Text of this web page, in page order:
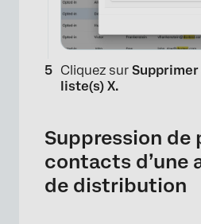
Cliquez sur Supprimer
liste(s) X.
Suppression de
contacts d’une
de distribution